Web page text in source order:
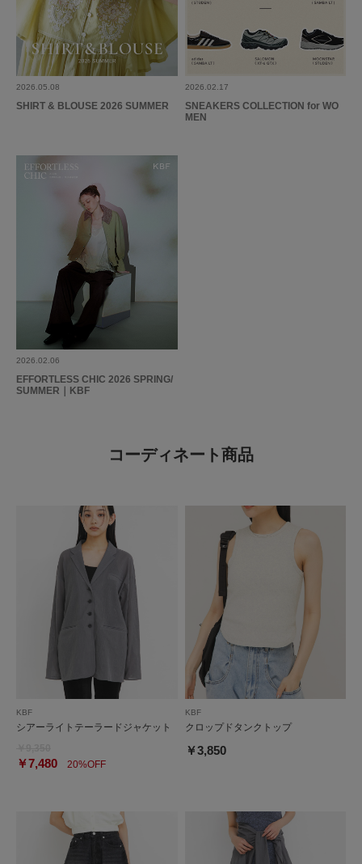
とじる
2026.05.08
SHIRT & BLOUSE 2026 SUMMER
2026.02.17
SNEAKERS COLLECTION for WO
MEN
2026.02.06
EFFORTLESS CHIC 2026 SPRING/
SUMMER｜KBF
コーディネート商品
KBF
シアーライトテーラードジャケット
￥7,480 20%OFF
KBF
クロップドタンクトップ
￥3,850